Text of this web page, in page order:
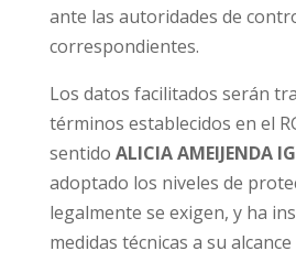
ante las autoridades de
correspondientes.
Los datos facilitados serán
términos establecidos en el
sentido ALICIA AMEIJENDA
adoptado los niveles de
legalmente se exigen, y ha
medidas técnicas a su